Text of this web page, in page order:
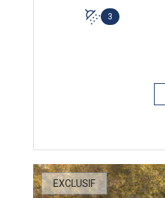
3
EXCLUSIF